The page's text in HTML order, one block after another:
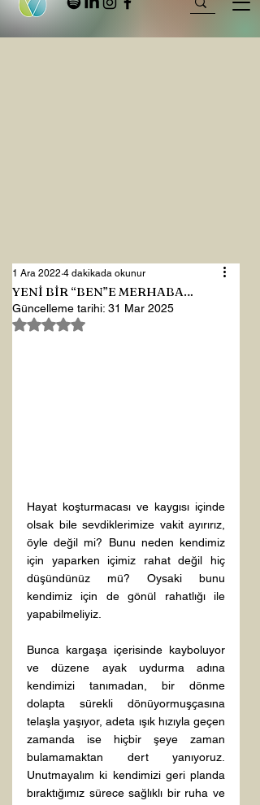
YENİ BİR “BEN”E MERHABA…
1 Ara 2022 4 dakikada okunur
Güncelleme tarihi: 31 Mar 2025
5 üzerinden NaN yıldız
Hayat koşturmacası ve kaygısı içinde
olsak bile sevdiklerimize vakit ayırırız,
öyle değil mi? Bunu neden kendimiz
için yaparken içimiz rahat değil hiç
düşündünüz mü? Oysaki bunu
kendimiz için de gönül rahatlığı ile
yapabilmeliyiz.
Bunca kargaşa içerisinde kayboluyor
ve düzene ayak uydurma adına
kendimizi tanımadan, bir dönme
dolapta sürekli dönüyormuşçasına
telaşla yaşıyor, adeta ışık hızıyla geçen
zamanda ise hiçbir şeye zaman
bulamamaktan dert yanıyoruz.
Unutmayalım ki kendimizi geri planda
bıraktığımız sürece sağlıklı bir ruha ve